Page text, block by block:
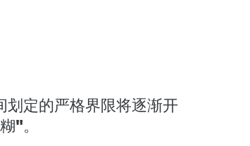
定的严格界限将逐渐开
"。